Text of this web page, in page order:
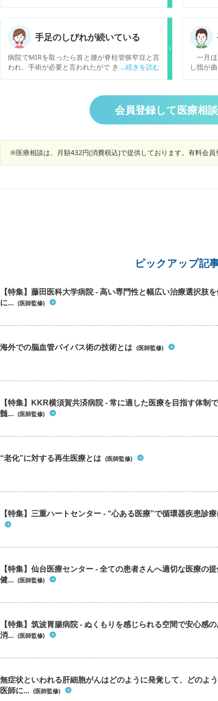
え、昨年の健康診断でALTが200、ASTが80と大
幅に基準を超えて、再検査と言われ、近くの病院
を受診しました。 その病院は肝臓も専門で扱って
おり、検査の結果B型などやウイルス性の肝炎で
はないため脂肪肝と診断され、痩せなさいと言わ
れました。 それから痩せようとしましたが自分
に厳しく出来ず、痩せないまま1年が過ぎ、別の
T、ASTの数値は変わらずでした。 精密検査をお
願いしましたが痩せなさいとのことしか言われず
に不安になったためもう一つの病院で診断しても
ら脂肪肝の可能性が高いので痩せる以外は方法は
ないですよと言われてしまいました。 ネットで
ましたが痩せるだけでいいのかと不安になってし
手足のしびれが続いている
病院でMIRを取ったら首と腰が脊柱管狭窄症と言
われ、手術が必要と言われたがで きれば手術をし
一月ほ
し指が
動作で
動かし
するべ
て下さ
会員登録して医療相
※医療相談は、月額432円(消費税込)で提供しております。有料会
ピックアップ記
【特集】藤田医科大学病院 - 高い専門性と幅広い治療選択肢
に... (医師監修)
海外での脳血管パイパス術の技術とは (医師監修)
【特集】KKR横須賀共済病院 - 常に適した医療を目指す体制
髄... (医師監修)
“老化”に対する再生医療とは (医師監修)
【特集】三重ハートセンター - “心ある医療”で循環器疾患診
【特集】仙台医療センター - 全ての患者さんへ適切な医療の
健... (医師監修)
【特集】筑波胃腸病院 - ぬくもりを感じられる空間で安心感
消... (医師監修)
無症状といわれる肝細胞がんはどのように発覚して、どのよ
医師に... (医師監修)